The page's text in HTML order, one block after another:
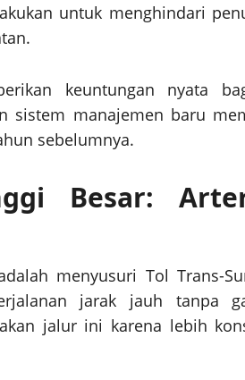
untuk menghindari
keuntungan nyata
sistem manajemen baru
sebelumnya.
Besar:
menyusuri Tol Trans-
jarak jauh tanpa
jalur ini karena lebih